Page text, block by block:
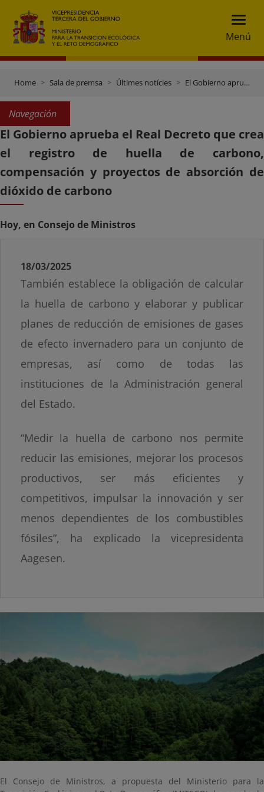
Menú
Home Sala de premsa Últimes notícies El Gobierno aprueba el Real Decreto que crea el registro de huella de carbono, compensación y proyectos de absorción de dióxido de carbono
Navegación
El Gobierno aprueba el Real Decreto que crea
el registro de huella de carbono,
compensación y proyectos de absorción de
dióxido de carbono
Hoy, en Consejo de Ministros
18/03/2025
También establece la obligación de calcular
la huella de carbono y elaborar y publicar
planes de reducción de emisiones de gases
de efecto invernadero para un conjunto de
empresas, así como de todas las
instituciones de la Administración general
del Estado.
“Medir la huella de carbono nos permite
reducir las emisiones, mejorar los procesos
productivos, ser más eficientes y
competitivos, impulsar la innovación y ser
menos dependientes de los combustibles
fósiles”, ha explicado la vicepresidenta
Aagesen.
El Consejo de Ministros, a propuesta del Ministerio para la